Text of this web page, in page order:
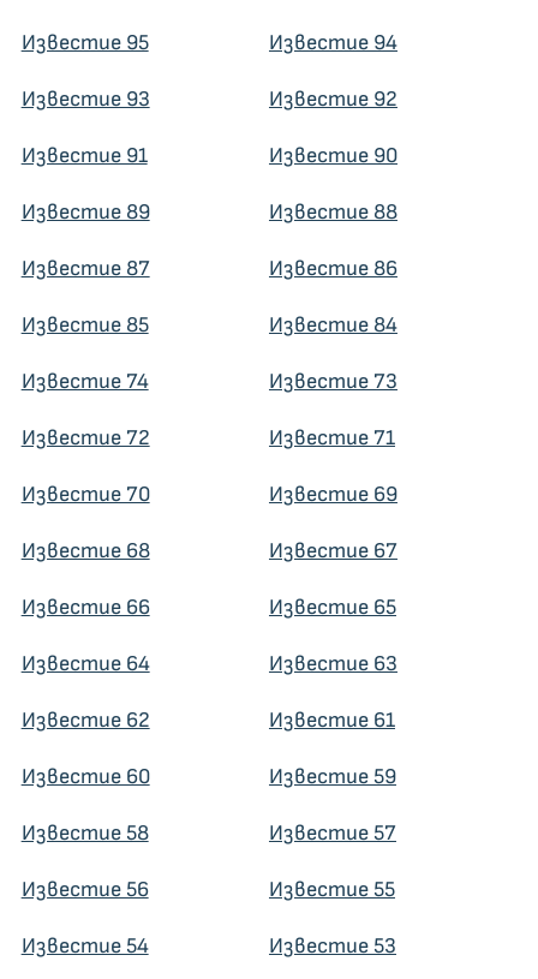
Известие 95 Известие 94
Известие 93 Известие 92
Известие 91 Известие 90
Известие 89 Известие 88
Известие 87 Известие 86
Известие 85 Известие 84
Известие 74 Известие 73
Известие 72 Известие 71
Известие 70 Известие 69
Известие 68 Известие 67
Известие 66 Известие 65
Известие 64 Известие 63
Известие 62 Известие 61
Известие 60 Известие 59
Известие 58 Известие 57
Известие 56 Известие 55
Известие 54 Известие 53